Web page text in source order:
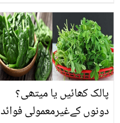
عجیب و غریب حرکت،
ویڈیو وائرل
پالک کھائیں یا میتھی؟
دونوں کےغیرمعمولی فوائد